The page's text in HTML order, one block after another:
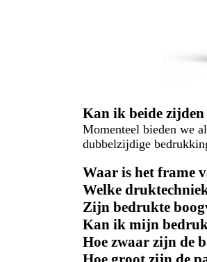
Kan ik beide
Momenteel bieden we
dubbelzijdige
Waar is het frame
Welke
Zijn bedrukte
Kan ik mijn
Hoe zwaar zijn de